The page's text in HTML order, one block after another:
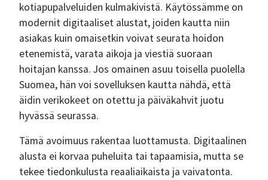
kotiapupalveluiden kulmakivistä. Käytössämme on
modernit digitaaliset alustat, joiden kautta niin
asiakas kuin omaisetkin voivat seurata hoidon
etenemistä, varata aikoja ja viestiä suoraan
hoitajan kanssa. Jos omainen asuu toisella puolella
Suomea, hän voi sovelluksen kautta nähdä, että
äidin verikokeet on otettu ja päiväkahvit juotu
hyvässä seurassa.
Tämä avoimuus rakentaa luottamusta. Digitaalinen
alusta ei korvaa puheluita tai tapaamisia, mutta se
tekee tiedonkulusta reaaliaikaista ja vaivatonta.